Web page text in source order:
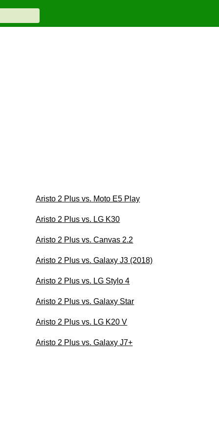
Aristo 2 Plus vs. Moto E5 Play
Aristo 2 Plus vs. LG K30
Aristo 2 Plus vs. Canvas 2.2
Aristo 2 Plus vs. Galaxy J3 (2018)
Aristo 2 Plus vs. LG Stylo 4
Aristo 2 Plus vs. Galaxy Star
Aristo 2 Plus vs. LG K20 V
Aristo 2 Plus vs. Galaxy J7+